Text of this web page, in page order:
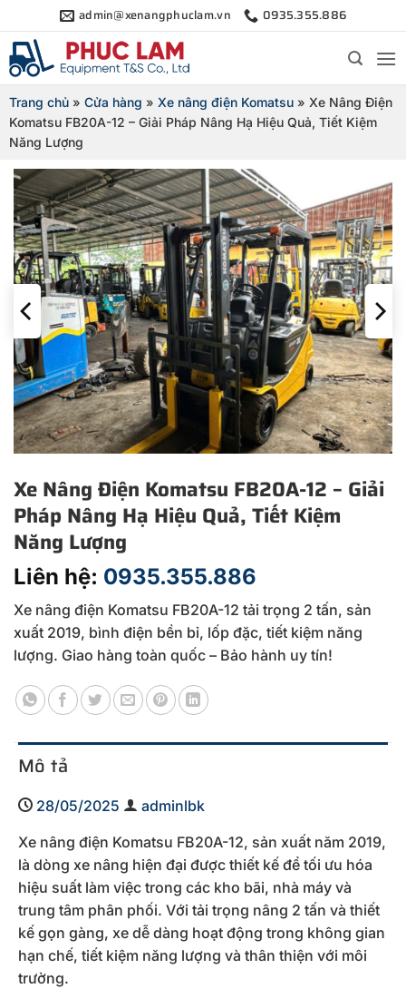
qua
nội
dung
admin@xenangphuclam.vn 0935.355.886
Trang chủ » Cửa hàng » Xe nâng điện Komatsu » Xe Nâng Điện
Komatsu FB20A-12 – Giải Pháp Nâng Hạ Hiệu Quả, Tiết Kiệm
Năng Lượng
Xe Nâng Điện Komatsu FB20A-12 – Giải
Pháp Nâng Hạ Hiệu Quả, Tiết Kiệm
Năng Lượng
Liên hệ: 0935.355.886
Xe nâng điện Komatsu FB20A-12 tải trọng 2 tấn, sản
xuất 2019, bình điện bền bỉ, lốp đặc, tiết kiệm năng
lượng. Giao hàng toàn quốc – Bảo hành uy tín!
Mô tả
28/05/2025
adminlbk
Xe nâng điện Komatsu FB20A-12, sản xuất năm 2019,
là dòng xe nâng hiện đại được thiết kế để tối ưu hóa
hiệu suất làm việc trong các kho bãi, nhà máy và
trung tâm phân phối. Với tải trọng nâng 2 tấn và thiết
kế gọn gàng, xe dễ dàng hoạt động trong không gian
hạn chế, tiết kiệm năng lượng và thân thiện với môi
trường.